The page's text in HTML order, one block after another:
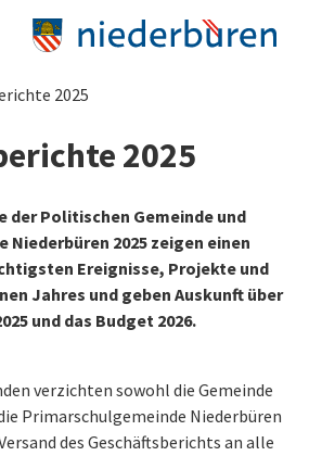
2025
2025
der Politischen Gemeinde und
Niederbüren 2025 zeigen einen
Ereignisse, Projekte und
Jahres und geben Auskunft über
und das Budget 2026.
verzichten sowohl die Gemeinde
Primarschulgemeinde Niederbüren
des Geschäftsberichts an alle